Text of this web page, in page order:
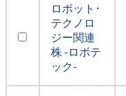
ロボット･
テクノロ
ジー関連
株 -ロボテ
ック-